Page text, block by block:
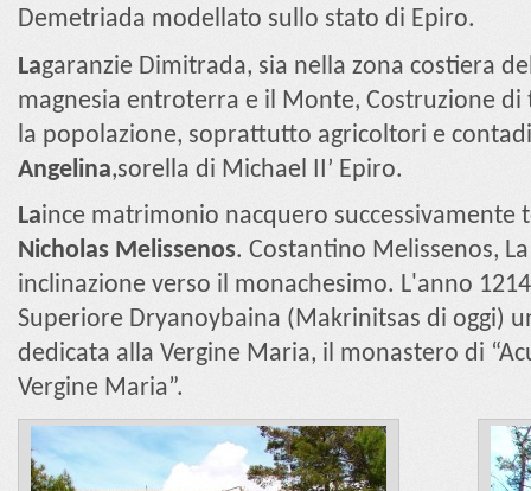
Demetriada modellato sullo stato di Epiro.
Lagaranzie Dimitrada, sia nella zona costiera
magnesia entroterra e il Monte, Costruzione
la popolazione, soprattutto agricoltori e
Angelina,sorella di Michael II’ Epiro.
Laince matrimonio nacquero successivamente
Nicholas Melissenos. Costantino Melissenos,
inclinazione verso il monachesimo. L'anno
Superiore Dryanoybaina (Makrinitsas di oggi)
dedicata alla Vergine Maria, il monastero di
Vergine Maria”.